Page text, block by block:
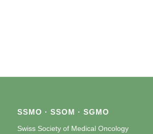
SSMO · SSOM · SGMO
Swiss Society of Medical Oncology